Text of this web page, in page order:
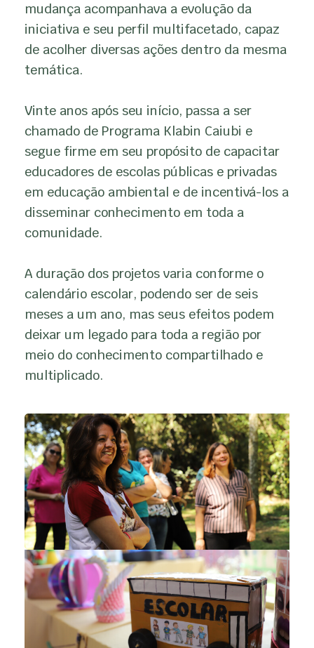
mudança acompanhava a evolução da
iniciativa e seu perfil multifacetado, capaz
de acolher diversas ações dentro da mesma
temática.
Vinte anos após seu início, passa a ser
chamado de Programa Klabin Caiubi e
segue firme em seu propósito de capacitar
educadores de escolas públicas e privadas
em educação ambiental e de incentivá-los a
disseminar conhecimento em toda a
comunidade.
A duração dos projetos varia conforme o
calendário escolar, podendo ser de seis
meses a um ano, mas seus efeitos podem
deixar um legado para toda a região por
meio do conhecimento compartilhado e
multiplicado.